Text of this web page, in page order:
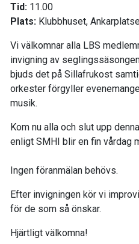
Tid: 11.00
Plats: Klubbhuset,
Vi välkomnar alla LBS
invigning av
bjuds det på Sillafrukost
orkester förgyller
musik.
Kom nu alla och slut upp
enligt SMHI blir en fin vårdag
Ingen föranmälan behövs.
Efter invigningen kör vi
för de som så önskar.
Hjärtligt välkomna!